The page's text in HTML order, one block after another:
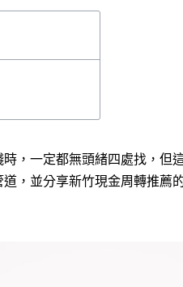
，一定都無頭緒四處找，但
，並分享新竹現金周轉推